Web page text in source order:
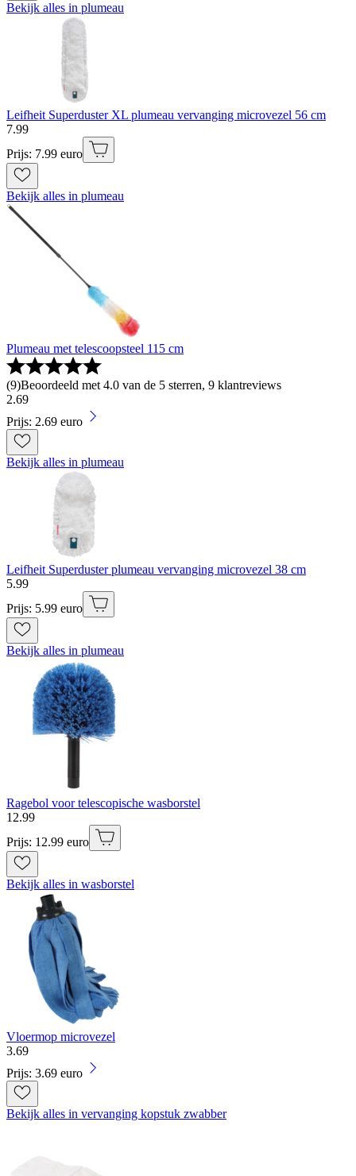
Bekijk alles in plumeau
Leifheit Superduster XL plumeau vervanging microvezel 56 cm
7.99
Prijs: 7.99 euro
Bekijk alles in plumeau
Plumeau met telescoopsteel 115 cm
(9)Beoordeeld met 4.0 van de 5 sterren, 9 klantreviews
2.69
Prijs: 2.69 euro
Bekijk alles in plumeau
Leifheit Superduster plumeau vervanging microvezel 38 cm
5.99
Prijs: 5.99 euro
Bekijk alles in plumeau
Ragebol voor telescopische wasborstel
12.99
Prijs: 12.99 euro
Bekijk alles in wasborstel
Vloermop microvezel
3.69
Prijs: 3.69 euro
Bekijk alles in vervanging kopstuk zwabber